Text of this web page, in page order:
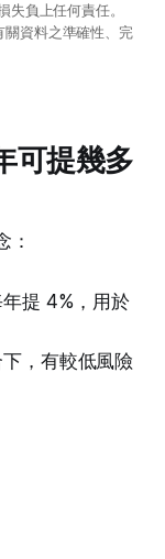
負上任何責任。
資料之準確性、完
可提幾多
：
提 4%，用於
，有較低風險